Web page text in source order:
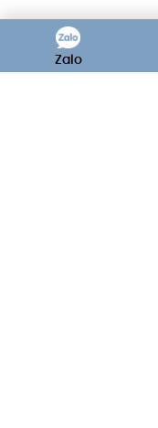
Zalo